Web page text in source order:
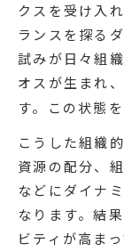
クスを受け入
ランスを探る
試みが日々組
オスが生まれ
す。この状態を
こうした組織
資源の配分、
などにダイナ
なります。結
ビティが高ま